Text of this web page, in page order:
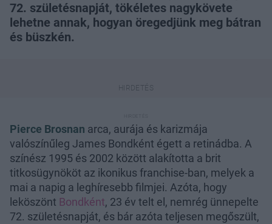
72. születésnapját, tökéletes nagykövete
lehetne annak, hogyan öregedjünk meg bátran
és büszkén.
Pierce Brosnan arca, aurája és karizmája
valószínűleg James Bondként égett a retinádba. A
színész 1995 és 2002 között alakította a brit
titkosügynököt az ikonikus franchise-ban, melyek a
mai a napig a leghíresebb filmjei. Azóta, hogy
leköszönt Bondként, 23 év telt el, nemrég ünnepelte
72. születésnapját, és bár azóta teljesen megőszült,